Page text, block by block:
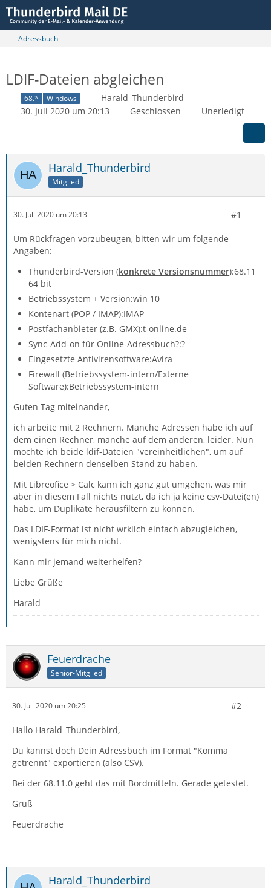
Adressbuch
LDIF-Dateien abgleichen
68.* Windows
Harald_Thunderbird
30. Juli 2020 um 20:13
Geschlossen Unerledigt
Harald_Thunderbird
Mitglied
30. Juli 2020 um 20:13 #1
Um Rückfragen vorzubeugen, bitten wir um folgende
Angaben:
Thunderbird-Version (konkrete Versionsnummer):68.11
64 bit
Betriebssystem + Version:win 10
Kontenart (POP / IMAP):IMAP
Postfachanbieter (z.B. GMX):t-online.de
Sync-Add-on für Online-Adressbuch?:?
Eingesetzte Antivirensoftware:Avira
Firewall (Betriebssystem-intern/Externe
Software):Betriebssystem-intern
Guten Tag miteinander,
ich arbeite mit 2 Rechnern. Manche Adressen habe ich auf
dem einen Rechner, manche auf dem anderen, leider. Nun
möchte ich beide ldif-Dateien "vereinheitlichen", um auf
beiden Rechnern denselben Stand zu haben.
Mit Libreofice > Calc kann ich ganz gut umgehen, was mir
aber in diesem Fall nichts nützt, da ich ja keine csv-Datei(en)
habe, um Duplikate herausfiltern zu können.
Das LDIF-Format ist nicht wrklich einfach abzugleichen,
wenigstens für mich nicht.
Kann mir jemand weiterhelfen?
Liebe Grüße
Harald
Feuerdrache
Senior-Mitglied
30. Juli 2020 um 20:25 #2
Hallo Harald_Thunderbird,
Du kannst doch Dein Adressbuch im Format "Komma
getrennt" exportieren (also CSV).
Bei der 68.11.0 geht das mit Bordmitteln. Gerade getestet.
Gruß
Feuerdrache
Harald_Thunderbird